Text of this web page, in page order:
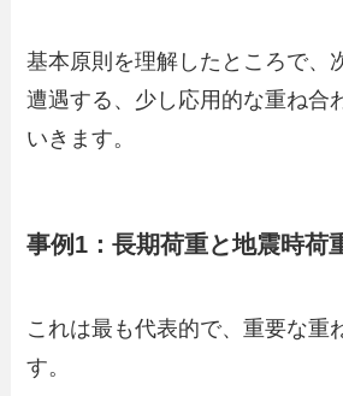
基本原則を理解したところで、
遭遇する、少し応用的な重ね合
いきます。
事例1：長期荷重と地震時荷
これは最も代表的で、重要な重
す。